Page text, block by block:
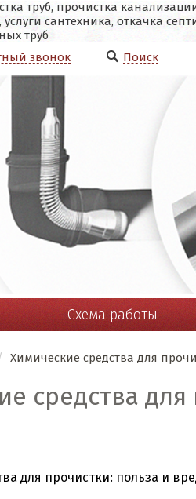
труб, прочистка
сантехника, откачка
труб
звонок Поиск
Схема работы
Химические средства для
средства
для прочистки: польза и